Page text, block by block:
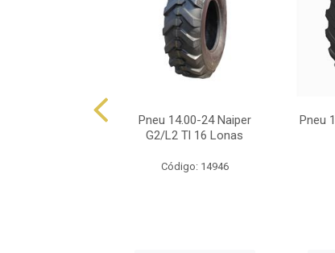
Pneu 14.00-24 Naiper
G2/L2 Tl 16 Lonas
Código: 14946
Pneu